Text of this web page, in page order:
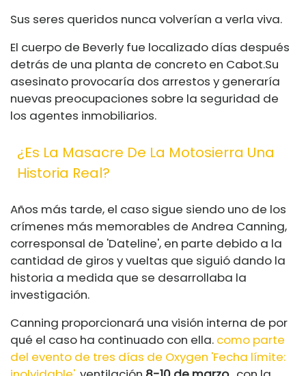
Sus seres queridos nunca volverían a verla viva.
El cuerpo de Beverly fue localizado días después
detrás de una planta de concreto en Cabot.Su
asesinato provocaría dos arrestos y generaría
nuevas preocupaciones sobre la seguridad de
los agentes inmobiliarios.
¿Es La Masacre De La Motosierra Una
Historia Real?
Años más tarde, el caso sigue siendo uno de los
crímenes más memorables de Andrea Canning,
corresponsal de 'Dateline', en parte debido a la
cantidad de giros y vueltas que siguió dando la
historia a medida que se desarrollaba la
investigación.
Canning proporcionará una visión interna de por
qué el caso ha continuado con ella. como parte
del evento de tres días de Oxygen 'Fecha límite: